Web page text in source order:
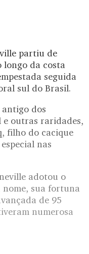
partiu de
longo da costa
seguida
sul do Brasil.
dos
e outras raridades,
filho do cacique
nas
adotou o
sua fortuna
de 95
numerosa